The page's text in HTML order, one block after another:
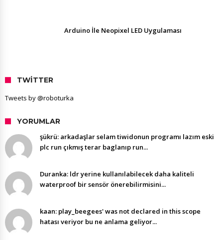
Arduino İle Neopixel LED Uygulaması
TWITTER
Tweets by @roboturka
YORUMLAR
şükrü: arkadaşlar selam tiwidonun programı lazım eski
plc run çıkmış terar baglanıp run...
Duranka: ldr yerine kullanılabilecek daha kaliteli
waterproof bir sensör önerebilirmisini...
kaan: play_beegees' was not declared in this scope
hatası veriyor bu ne anlama geliyor...